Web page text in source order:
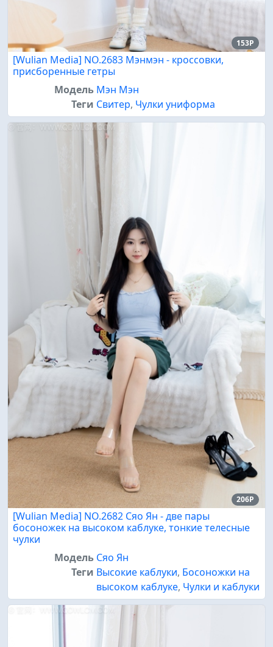
153P
[Wulian Media] NO.2683 Мэнмэн - кроссовки,
присборенные гетры
Модель Мэн Мэн
Теги Свитер, Чулки униформа
206P
[Wulian Media] NO.2682 Сяо Ян - две пары
босоножек на высоком каблуке, тонкие телесные
чулки
Модель Сяо Ян
Теги Высокие каблуки, Босоножки на
высоком каблуке, Чулки и каблуки